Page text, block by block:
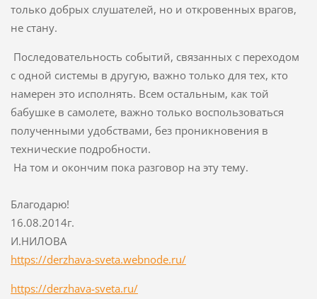
только добрых слушателей, но и откровенных врагов,
не стану.
Последовательность событий, связанных с переходом
с одной системы в другую, важно только для тех, кто
намерен это исполнять. Всем остальным, как той
бабушке в самолете, важно только воспользоваться
полученными удобствами, без проникновения в
технические подробности.
На том и окончим пока разговор на эту тему.
Благодарю!
16.08.2014г.
И.НИЛОВА
https://derzhava-sveta.webnode.ru/
https://derzhava-sveta.ru/